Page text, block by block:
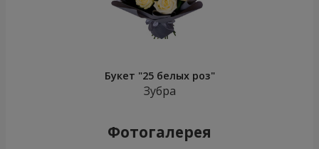
Букет "25 белых роз"
Зубра
Фотогалерея